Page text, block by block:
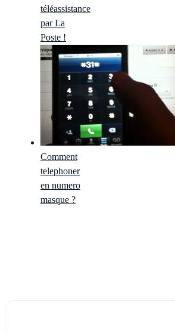
téléassistance
par La
Poste !
Comment
telephoner
en numero
masque ?